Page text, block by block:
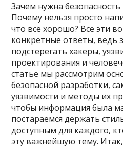
Зачем нужна
Почему нельзя просто
что всё хорошо? Все эти
конкретные ответы, ведь
подстерегать хакеры,
проектирования и
статье мы рассмотрим
безопасной разработки,
уязвимости и методы их
чтобы информация была
постараемся держать
доступным для каждого,
эту важнейшую тему.